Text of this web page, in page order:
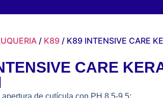
/ K89 / K89 INTENSIVE CARE
CARE